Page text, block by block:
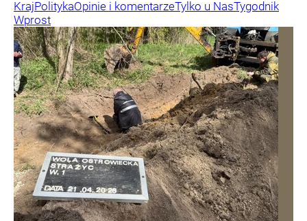
KrajPolitykaOpinie i komentarzeTylko u NasTygodnik
Wprost